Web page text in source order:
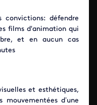
convictions: défendre
films d'animation qui
et en aucun cas
et esthétiques,
d’une